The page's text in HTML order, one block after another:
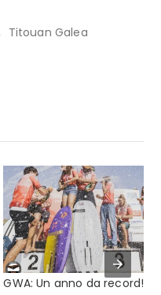
Titouan Galea
GWA: Un anno da record!